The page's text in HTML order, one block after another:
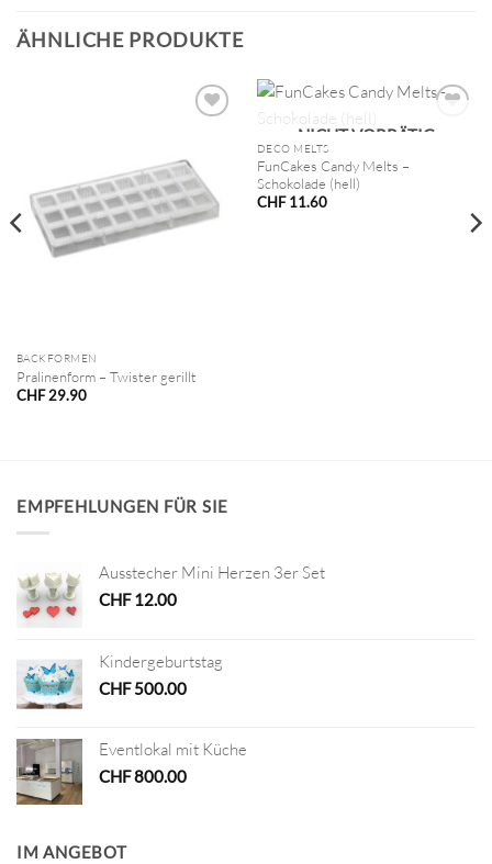
ÄHNLICHE PRODUKTE
BACKFORMEN
Pralinenform – Twister gerillt
CHF29.90
NICHT VORRÄTIG
DECO MELTS
FunCakes Candy Melts –
Schokolade (hell)
CHF11.60
EMPFEHLUNGEN FÜR SIE
Ausstecher Mini Herzen 3er Set
CHF12.00
Kindergeburtstag
CHF500.00
Eventlokal mit Küche
CHF800.00
IM ANGEBOT